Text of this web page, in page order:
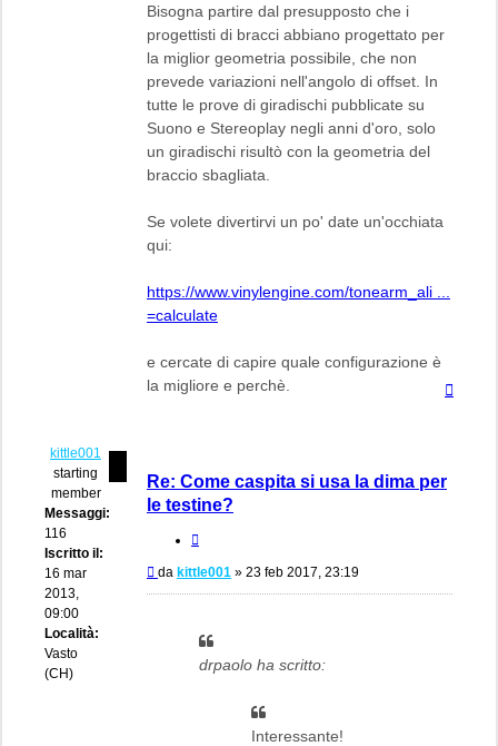
Bisogna partire dal presupposto che i
progettisti di bracci abbiano progettato per
la miglior geometria possibile, che non
prevede variazioni nell'angolo di offset. In
tutte le prove di giradischi pubblicate su
Suono e Stereoplay negli anni d'oro, solo
un giradischi risultò con la geometria del
braccio sbagliata.
Se volete divertirvi un po' date un'occhiata
qui:
https://www.vinylengine.com/tonearm_ali ...
=calculate
e cercate di capire quale configurazione è
la migliore e perchè.
kittle001
starting
member
Messaggi:
116
Iscritto il:
16 mar
2013,
09:00
Località:
Vasto
(CH)
Re: Come caspita si usa la dima per
le testine?
Messaggio
da kittle001 » 23 feb 2017, 23:19
drpaolo ha scritto:
Interessante!